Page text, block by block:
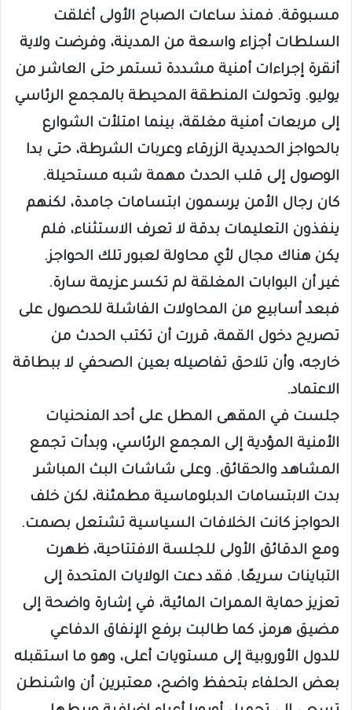
مسبوقة. فمنذ ساعات الصباح الأولى أغلقت
السلطات أجزاء واسعة من المدينة، وفرضت ولاية
أنقرة إجراءات أمنية مشددة تستمر حتى العاشر من
يوليو. وتحولت المنطقة المحيطة بالمجمع الرئاسي
إلى مربعات أمنية مغلقة، بينما امتلأت الشوارع
بالحواجز الحديدية الزرقاء وعربات الشرطة، حتى بدا
الوصول إلى قلب الحدث مهمة شبه مستحيلة.
كان رجال الأمن يرسمون ابتسامات جامدة، لكنهم
ينفذون التعليمات بدقة لا تعرف الاستثناء، فلم
يكن هناك مجال لأي محاولة لعبور تلك الحواجز.
غير أن البوابات المغلقة لم تكسر عزيمة سارة.
فبعد أسابيع من المحاولات الفاشلة للحصول على
تصريح دخول القمة، قررت أن تكتب الحدث من
خارجه، وأن تلاحق تفاصيله بعين الصحفي لا ببطاقة
الاعتماد.
جلست في المقهى المطل على أحد المنحنيات
الأمنية المؤدية إلى المجمع الرئاسي، وبدأت تجمع
المشاهد والحقائق. وعلى شاشات البث المباشر
بدت الابتسامات الدبلوماسية مطمئنة، لكن خلف
الحواجز كانت الخلافات السياسية تشتعل بصمت.
ومع الدقائق الأولى للجلسة الافتتاحية، ظهرت
التباينات سريعًا. فقد دعت الولايات المتحدة إلى
تعزيز حماية الممرات المائية، في إشارة واضحة إلى
مضيق هرمز، كما طالبت برفع الإنفاق الدفاعي
للدول الأوروبية إلى مستويات أعلى، وهو ما استقبله
بعض الحلفاء بتحفظ واضح، معتبرين أن واشنطن